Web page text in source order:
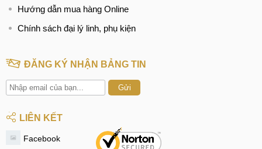
Hướng dẫn mua hàng Online
Chính sách đại lý linh, phụ kiện
ĐĂNG KÝ NHẬN BẢNG TIN
Gửi
LIÊN KẾT
Facebook